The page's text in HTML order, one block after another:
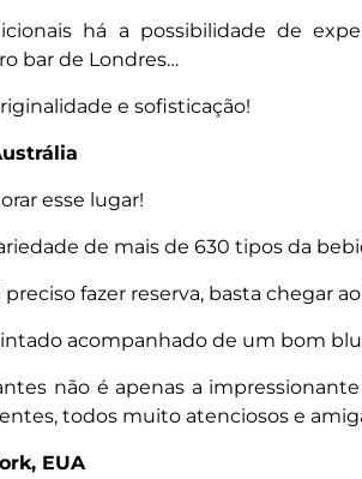
há a possibilidade de
bar de Londres…
e sofisticação!
esse lugar!
de mais de 630 tipos da
fazer reserva, basta chegar
acompanhado de um bom
não é apenas a
todos muito atenciosos e
EUA